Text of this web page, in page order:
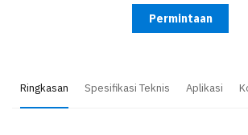
Permintaan
Ringkasan Spesifikasi Teknis Aplikasi